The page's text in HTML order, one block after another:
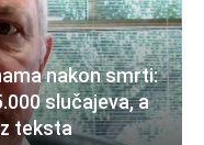
nakon smrti:
slučajeva, a
teksta